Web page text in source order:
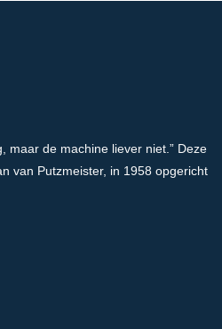
maar de machine liever niet.” Deze
van Putzmeister, in 1958 opgericht